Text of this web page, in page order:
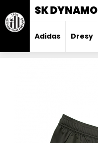
SK DYNAMO
Adidas Dresy